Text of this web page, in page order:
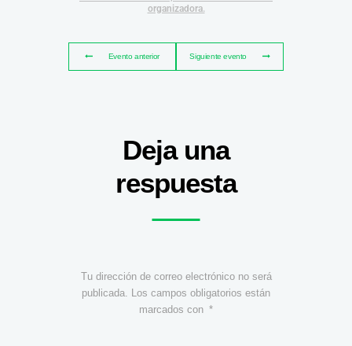
organizadora.
Evento anterior Siguiente evento
Deja una
respuesta
Tu dirección de correo electrónico no será
publicada. Los campos obligatorios están
marcados con *